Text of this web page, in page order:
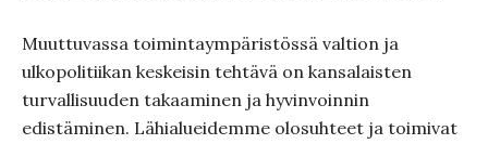
Muuttuvassa toimintaympäristössä valtion ja
ulkopolitiikan keskeisin tehtävä on kansalaisten
turvallisuuden takaaminen ja hyvinvoinnin
edistäminen. Lähialueidemme olosuhteet ja toimivat